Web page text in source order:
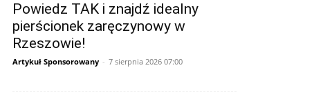
Powiedz TAK i znajdź idealny
pierścionek zaręczynowy w
Rzeszowie!
Artykuł Sponsorowany - 7 sierpnia 2026 07:00